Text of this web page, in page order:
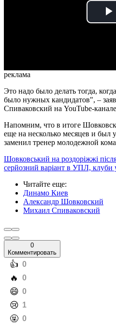
реклама
Это надо было делать тогда,
было нужных кандидатов", –
Спиваковский на YouTube-канале
Напомним, что в итоге
еще на несколько месяцев и был
заменил тренер молодежной
Шовковський на роздоріжжі
серйозний варіант в УПЛ, клуби
Читайте еще:
Динамо Киев
Александр Шовковский
Михаил Спиваковский
0
Комментировать
️👍 0
️🔥 0
️😄 0
️😢 1
️🤬 0